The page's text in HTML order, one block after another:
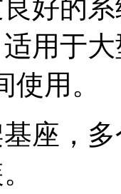
好的
用于
使用。
座，